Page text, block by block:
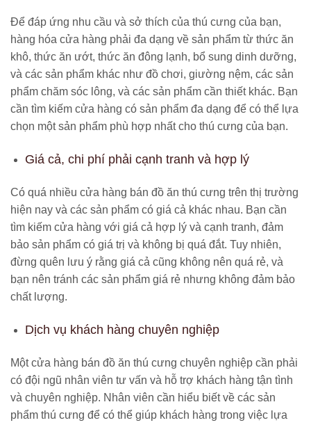
Để đáp ứng nhu cầu và sở thích của thú cưng của bạn,
hàng hóa cửa hàng phải đa dạng về sản phẩm từ thức ăn
khô, thức ăn ướt, thức ăn đông lạnh, bổ sung dinh dưỡng,
và các sản phẩm khác như đồ chơi, giường nệm, các sản
phẩm chăm sóc lông, và các sản phẩm cần thiết khác. Bạn
cần tìm kiếm cửa hàng có sản phẩm đa dạng để có thể lựa
chọn một sản phẩm phù hợp nhất cho thú cưng của bạn.
Giá cả, chi phí phải cạnh tranh và hợp lý
Có quá nhiều cửa hàng bán đồ ăn thú cưng trên thị trường
hiện nay và các sản phẩm có giá cả khác nhau. Bạn cần
tìm kiếm cửa hàng với giá cả hợp lý và cạnh tranh, đảm
bảo sản phẩm có giá trị và không bị quá đắt. Tuy nhiên,
đừng quên lưu ý rằng giá cả cũng không nên quá rẻ, và
bạn nên tránh các sản phẩm giá rẻ nhưng không đảm bảo
chất lượng.
Dịch vụ khách hàng chuyên nghiệp
Một cửa hàng bán đồ ăn thú cưng chuyên nghiệp cần phải
có đội ngũ nhân viên tư vấn và hỗ trợ khách hàng tận tình
và chuyên nghiệp. Nhân viên cần hiểu biết về các sản
phẩm thú cưng để có thể giúp khách hàng trong việc lựa